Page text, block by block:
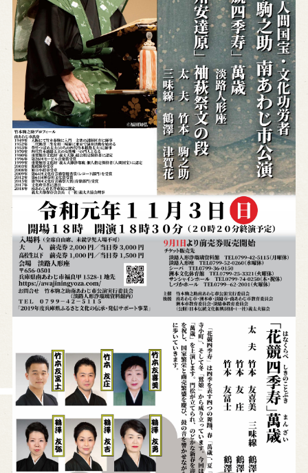
通販サイトうずのくに
道の駅うずしお
うずの丘大鳴門橋記念館